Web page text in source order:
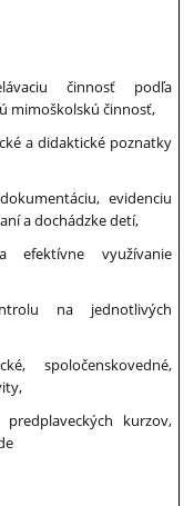
činnosť podľa
mimoškolskú činnosť,
a didaktické poznatky
evidenciu
a dochádzke detí,
efektívne využívanie
na jednotlivých
spoločenskovedné,
kurzov,